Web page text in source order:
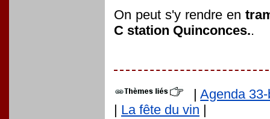
On peut s'y rendre en
C station Quinconces..
|Agenda
La fête du vin